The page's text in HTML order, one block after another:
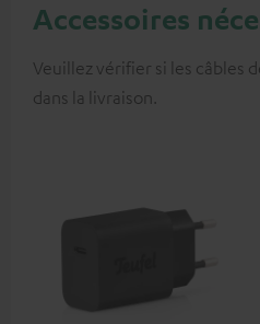
Accessoires
Veuillez vérifier si les câbles
dans la livraison.